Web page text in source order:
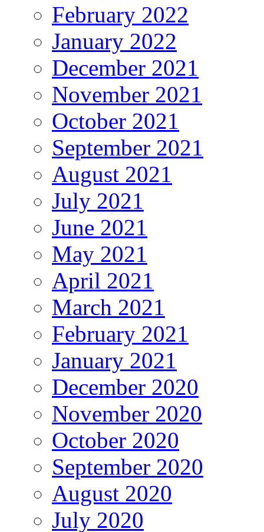
February 2022
January 2022
December 2021
November 2021
October 2021
September 2021
August 2021
July 2021
June 2021
May 2021
April 2021
March 2021
February 2021
January 2021
December 2020
November 2020
October 2020
September 2020
August 2020
July 2020